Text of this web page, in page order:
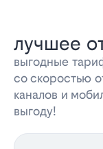
лучшее
выгодные
со скоростью
каналов и
выгоду!